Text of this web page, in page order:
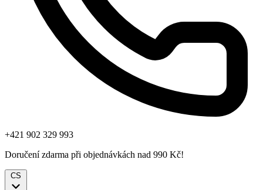
+421 902 329 993
Doručení zdarma při objednávkách nad 990 Kč!
CS